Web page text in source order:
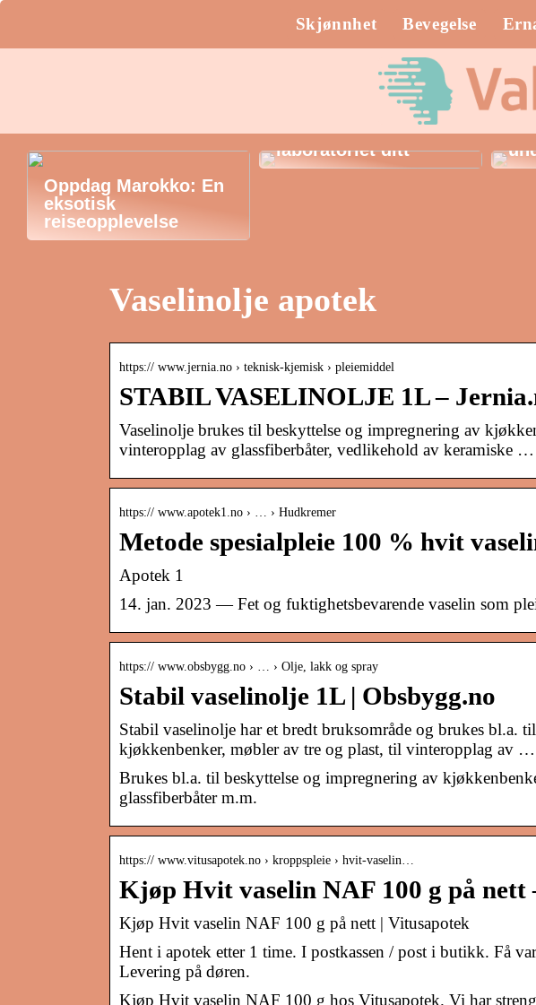
Skjønnhet Bevegelse
Oppdag Marokko: En
eksotisk
reiseopplevelse
Erlenmeyer-kolber til
laboratoriet ditt
Vaselinolje apotek
https:// www.jernia.no › teknisk-kjemisk › pleiemiddel
STABIL VASELINOLJE 1L –
Vaselinolje brukes til beskyttelse og impregnering av
vinteropplag av glassfiberbåter, vedlikehold av keramiske …
https:// www.apotek1.no › … › Hudkremer
Metode spesialpleie 100 % hvit
Apotek 1
14. jan. 2023 — Fet og fuktighetsbevarende vaselin som
https:// www.obsbygg.no › … › Olje, lakk og spray
Stabil vaselinolje 1L | Obsbygg.no
Stabil vaselinolje har et bredt bruksområde og brukes bl.a.
kjøkkenbenker, møbler av tre og plast, til vinteropplag av …
Brukes bl.a. til beskyttelse og impregnering av
glassfiberbåter m.m.
https:// www.vitusapotek.no › kroppspleie › hvit-vaselin…
Kjøp Hvit vaselin NAF 100 g på nett
Kjøp Hvit vaselin NAF 100 g på nett | Vitusapotek
Hent i apotek etter 1 time. I postkassen / post i butikk. Få
Levering på døren.
Kjøp Hvit vaselin NAF 100 g hos Vitusapotek. Vi har